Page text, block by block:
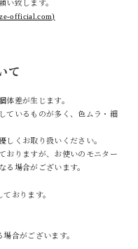
い致します。
official.com)
て
体差が生じます。
ているものが多く、色ムラ・細
しくお取り扱いください。
おりますが、お使いのモニター
る場合がございます。
おります。
合がございます。